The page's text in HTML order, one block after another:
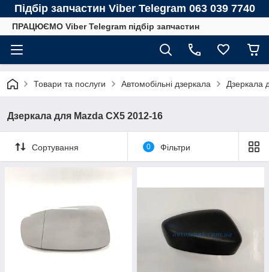
Підбір запчастин Viber Telegram 063 039 7740
ПРАЦЮЄМО Viber Telegram підбір запчастин
Товари та послуги Автомобільні дзеркала Дзеркала
Дзеркала для Mazda CX5 2012-16
Сортування 0 Фільтри